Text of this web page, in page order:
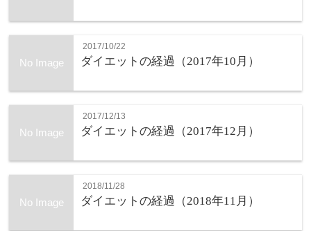
No Image
2017/10/22
ダイエットの経過（2017年10月）
No Image
2017/12/13
ダイエットの経過（2017年12月）
No Image
2018/11/28
ダイエットの経過（2018年11月）